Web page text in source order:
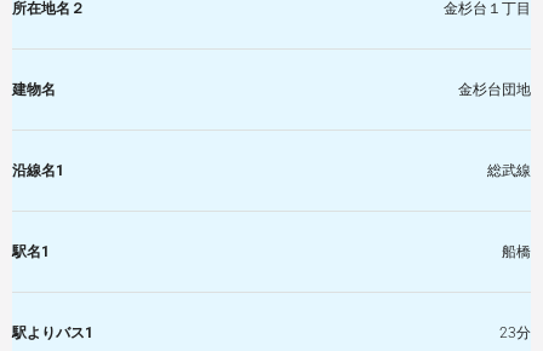
所在地名２ 金杉台１丁目
建物名 金杉台団地
沿線名1 総武線
駅名1 船橋
駅よりバス1 23分